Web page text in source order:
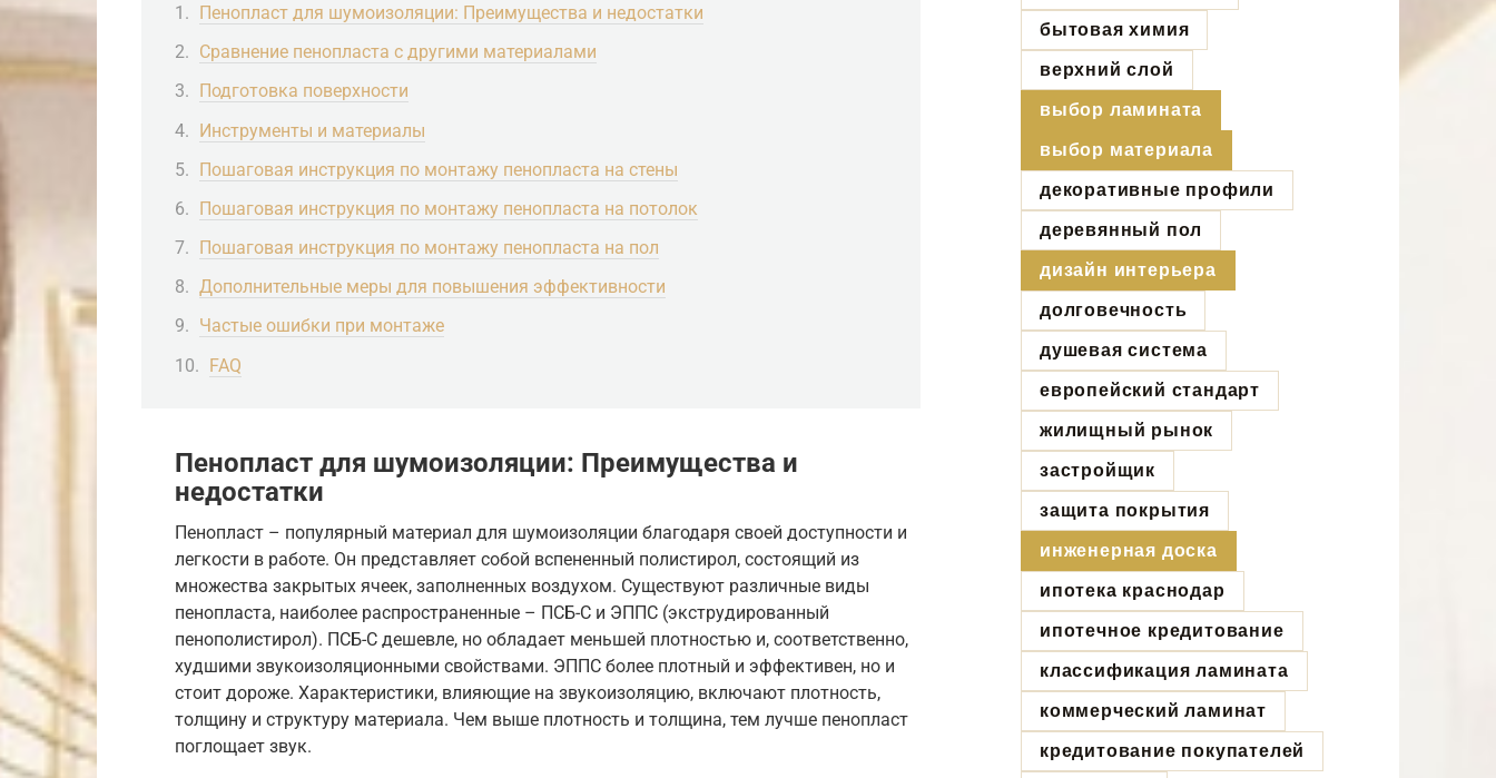
Пенопласт для шумоизоляции: Преимущества и недостатки
Сравнение пенопласта с другими материалами
Подготовка поверхности
Инструменты и материалы
Пошаговая инструкция по монтажу пенопласта на стены
Пошаговая инструкция по монтажу пенопласта на потолок
Пошаговая инструкция по монтажу пенопласта на пол
Дополнительные меры для повышения эффективности
Частые ошибки при монтаже
FAQ
Пенопласт для шумоизоляции: Преимущества и
недостатки
Пенопласт – популярный материал для шумоизоляции благодаря своей доступности и
легкости в работе. Он представляет собой вспененный полистирол, состоящий из
множества закрытых ячеек, заполненных воздухом. Существуют различные виды
пенопласта, наиболее распространенные – ПСБ-С и ЭППС (экструдированный
пенополистирол). ПСБ-С дешевле, но обладает меньшей плотностью и, соответственно,
худшими звукоизоляционными свойствами. ЭППС более плотный и эффективен, но и
стоит дороже. Характеристики, влияющие на звукоизоляцию, включают плотность,
толщину и структуру материала. Чем выше плотность и толщина, тем лучше пенопласт
поглощает звук.
бытовая химия
верхний слой
выбор ламината
выбор материала
декоративные профили
деревянный пол
дизайн интерьера
долговечность
душевая система
европейский стандарт
жилищный рынок
застройщик
защита покрытия
инженерная доска
ипотека краснодар
ипотечное кредитование
классификация ламината
коммерческий ламинат
кредитование покупателей